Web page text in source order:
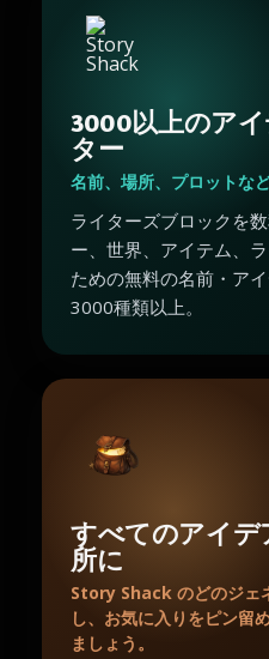
3000以上のア
ター
名前、場所、プロットな
ライターズブロックを
ー、世界、アイテム、
ための無料の名前・ア
3000種類以上。
すべてのアイデ
所に
Story Shack のどのジェ
し、お気に入りをピン留
ましょう。